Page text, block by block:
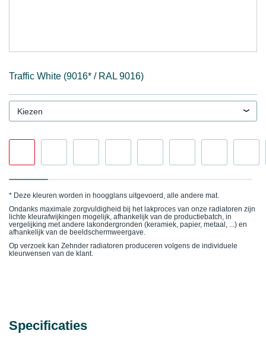
Traffic White (9016* / RAL 9016)
Kiezen
* Deze kleuren worden in hoogglans uitgevoerd, alle andere mat.
Ondanks maximale zorgvuldigheid bij het lakproces van onze radiatoren zijn
lichte kleurafwijkingen mogelijk, afhankelijk van de productiebatch, in
vergelijking met andere lakondergronden (keramiek, papier, metaal, ...) en
afhankelijk van de beeldschermweergave.
Op verzoek kan Zehnder radiatoren produceren volgens de individuele
kleurwensen van de klant.
Specificaties